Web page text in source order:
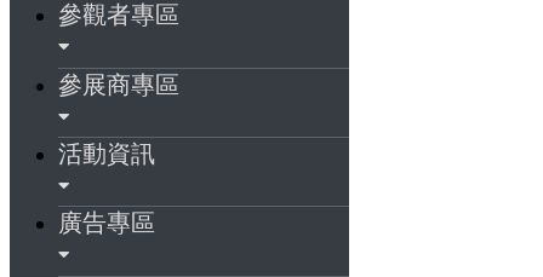
參觀者專區
參展商專區
活動資訊
廣告專區